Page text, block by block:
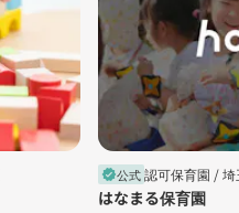
verified公式認可保育園 /埼
はなまる保育園